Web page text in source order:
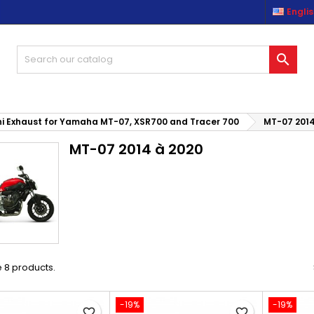

Exhaust for Yamaha MT-07, XSR700 and Tracer 700 MT-07
MT-07 2014 à 2020
8 products.
-19%
-19%
listes d'envies
Créer une nouvelle liste
((cancelText)) ((modalDeleteText))
wishlist
Cancel
in
need to be logged in to save products in your wishlist.
Cancel Sign in